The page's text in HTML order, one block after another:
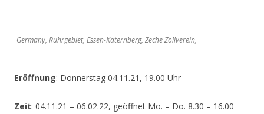
Germany, Ruhrgebiet, Essen-Katernberg, Zeche Zollverein,
Eröffnung: Donnerstag 04.11.21, 19.00 Uhr
Zeit: 04.11.21 – 06.02.22, geöffnet Mo. – Do. 8.30 – 16.00